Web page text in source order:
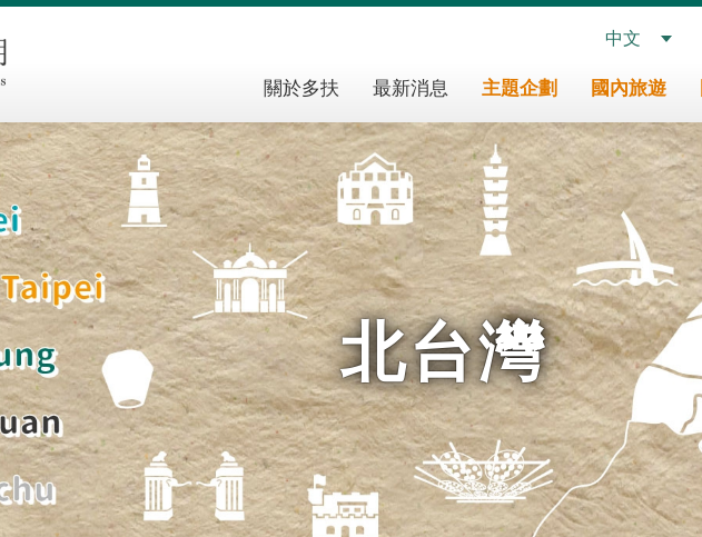
多
扶
假
期
主
導
覽
關於多扶 最新消息 主題企劃 國內旅遊
中文
北台灣